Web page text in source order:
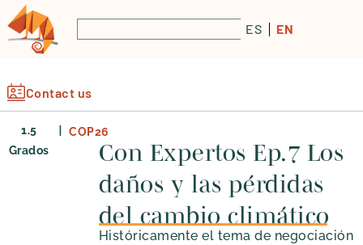
ES EN
Contact us
1.5
Grados
| COP26
Con Expertos Ep.7 Los
daños y las pérdidas
del cambio climático
Históricamente el tema de negociación